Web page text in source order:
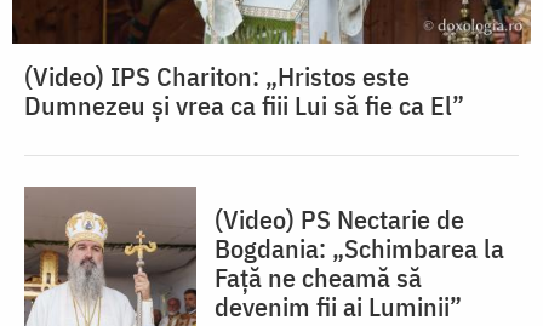
(Video) IPS Chariton: „Hristos este
Dumnezeu și vrea ca fiii Lui să fie ca El”
(Video) PS Nectarie de
Bogdania: „Schimbarea la
Față ne cheamă să
devenim fii ai Luminii”